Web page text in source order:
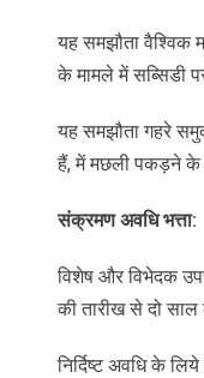
यह समझौता वैश्विक
के मामले में सब्सिडी
यह समझौता गहरे
हैं, में मछली पकड़ने के
संक्रमण अवधि भत्ता:
विशेष और विभेदक
की तारीख से दो
निर्दिष्ट अवधि के